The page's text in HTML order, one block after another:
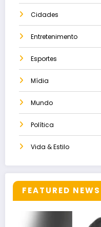
Cidades
Entretenimento
Esportes
Mídia
Mundo
Política
Vida & Estilo
FEATURED NEWS